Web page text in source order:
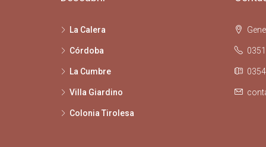
La Calera
Córdoba
La Cumbre
Villa Giardino
Colonia Tirolesa